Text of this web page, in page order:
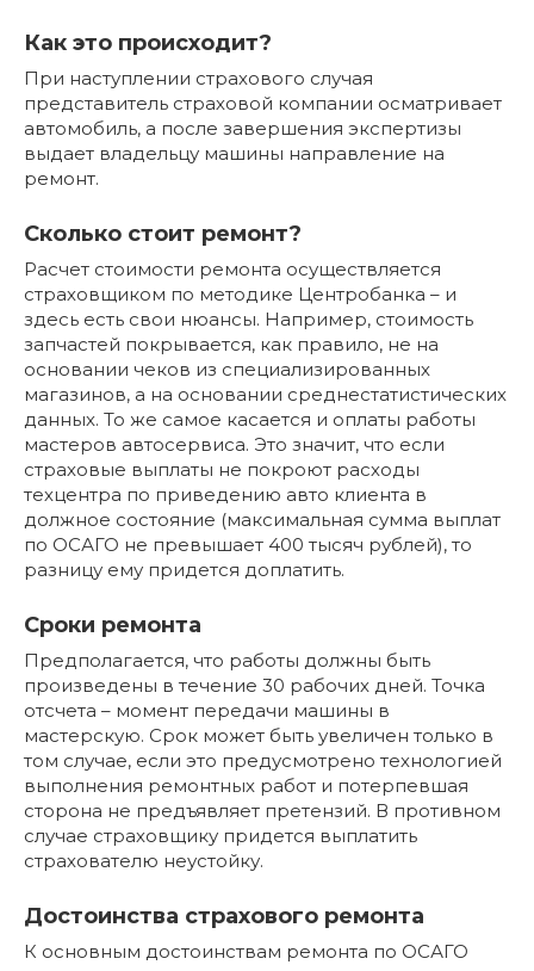
Как это происходит?
При наступлении страхового случая
представитель страховой компании осматривает
автомобиль, а после завершения экспертизы
выдает владельцу машины направление на
ремонт.
Сколько стоит ремонт?
Расчет стоимости ремонта осуществляется
страховщиком по методике Центробанка – и
здесь есть свои нюансы. Например, стоимость
запчастей покрывается, как правило, не на
основании чеков из специализированных
магазинов, а на основании среднестатистических
данных. То же самое касается и оплаты работы
мастеров автосервиса. Это значит, что если
страховые выплаты не покроют расходы
техцентра по приведению авто клиента в
должное состояние (максимальная сумма выплат
по ОСАГО не превышает 400 тысяч рублей), то
разницу ему придется доплатить.
Сроки ремонта
Предполагается, что работы должны быть
произведены в течение 30 рабочих дней. Точка
отсчета – момент передачи машины в
мастерскую. Срок может быть увеличен только в
том случае, если это предусмотрено технологией
выполнения ремонтных работ и потерпевшая
сторона не предъявляет претензий. В противном
случае страховщику придется выплатить
страхователю неустойку.
Достоинства страхового ремонта
К основным достоинствам ремонта по ОСАГО